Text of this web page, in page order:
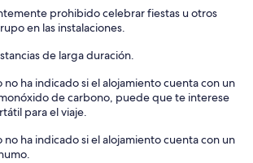
prohibido celebrar fiestas u otros
en las instalaciones.
de larga duración.
no ha indicado si el alojamiento cuenta con un
de carbono, puede que te interese
para el viaje.
no ha indicado si el alojamiento cuenta con un